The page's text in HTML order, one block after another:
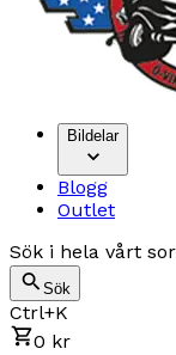
Bildelar
Blogg
Outlet
Sök i hela vårt
Sök
Ctrl+K
0 kr